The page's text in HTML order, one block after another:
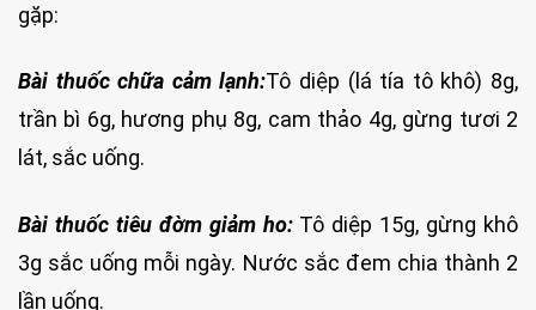
gặp:
Bài thuốc chữa cảm lạnh:Tô diệp (lá tía tô khô) 8g,
trần bì 6g, hương phụ 8g, cam thảo 4g, gừng tươi 2
lát, sắc uống.
Bài thuốc tiêu đờm giảm ho:Tô diệp 15g, gừng khô
3g sắc uống mỗi ngày. Nước sắc đem chia thành 2
lần uống.